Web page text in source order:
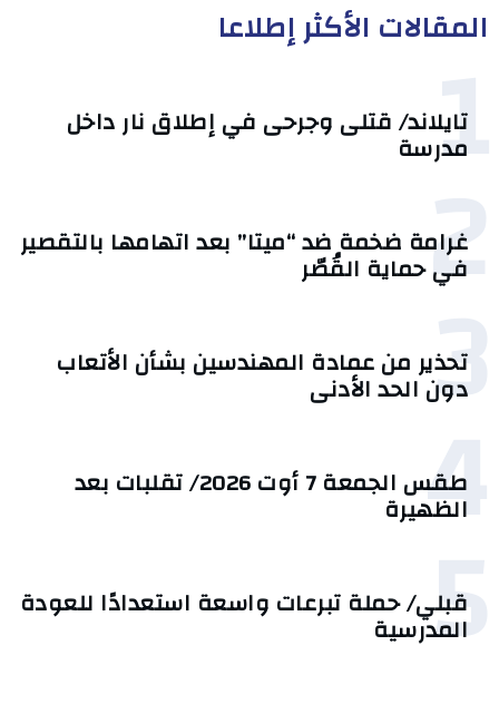
المقالات الأكثر إطلاعا
1
تايلاند/ قتلى وجرحى في إطلاق نار داخل
مدرسة
2
غرامة ضخمة ضد “ميتا” بعد اتهامها بالتقصير
في حماية القُصّر
3
تحذير من عمادة المهندسين بشأن الأتعاب
دون الحد الأدنى
4 طقس الجمعة 7 أوت 2026/ تقلبات بعد
الظهيرة
5
قبلي/ حملة تبرعات واسعة استعدادًا للعودة
المدرسية